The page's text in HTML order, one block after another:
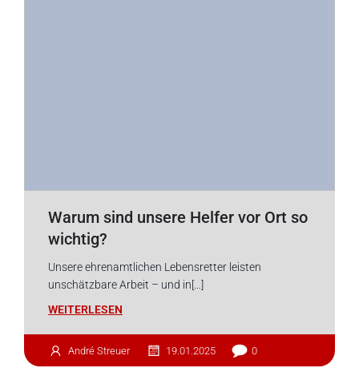
Warum sind unsere Helfer vor Ort so
wichtig?
Unsere ehrenamtlichen Lebensretter leisten
unschätzbare Arbeit – und in[…]
WEITERLESEN
André Streuer 19.01.2025 0